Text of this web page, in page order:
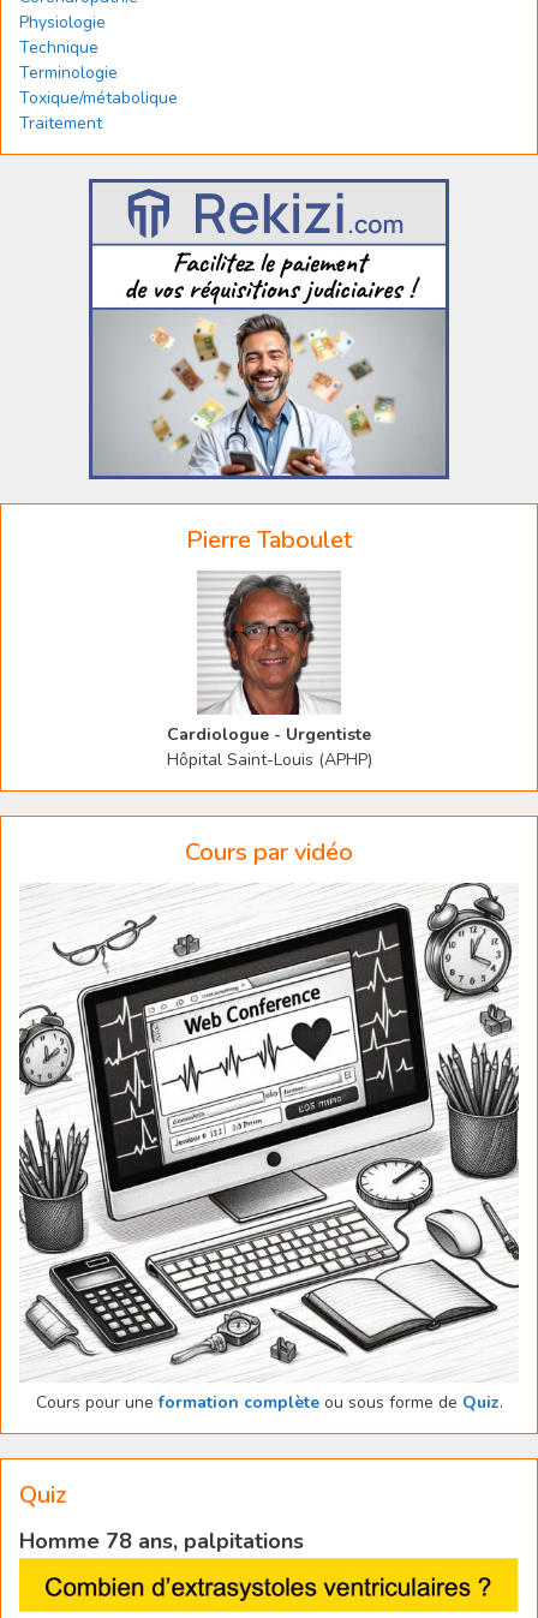
Physiologie
Technique
Terminologie
Toxique/métabolique
Traitement
Pierre Taboulet
Cardiologue - Urgentiste
Hôpital Saint-Louis (APHP)
Cours par vidéo
Cours pour uneformation complèteou sous forme de Quiz.
Quiz
Homme 78 ans, palpitations